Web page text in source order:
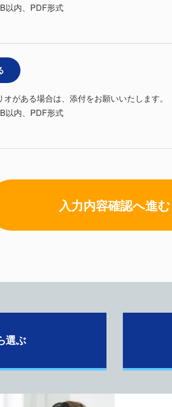
以内、PDF形式
がある場合は、添付をお願いいたします。
以内、PDF形式
入力内容確認へ進む
選ぶ